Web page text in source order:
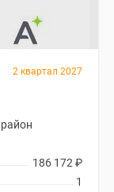
2 квартал 2027
186 172 ₽
1